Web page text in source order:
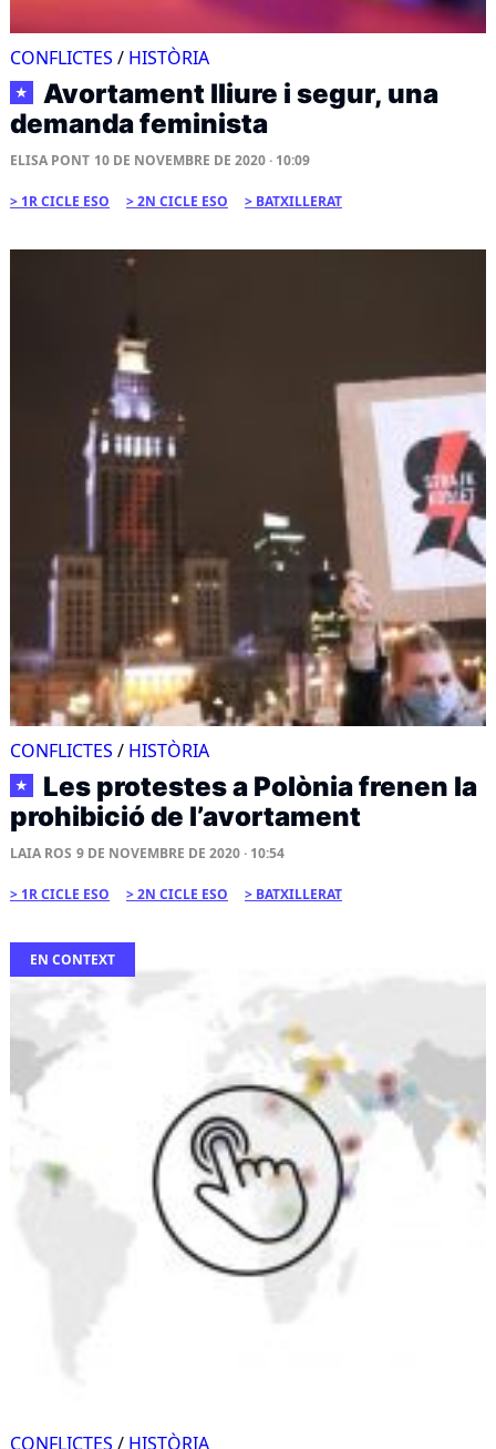
CONFLICTES / HISTÒRIA
★
Avortament lliure i segur, una
demanda feminista
ELISA PONT 10 DE NOVEMBRE DE 2020 · 10:09
1R CICLE ESO 2N CICLE ESO BATXILLERAT
CONFLICTES / HISTÒRIA
★
Les protestes a Polònia frenen la
prohibició de l’avortament
LAIA ROS 9 DE NOVEMBRE DE 2020 · 10:54
1R CICLE ESO 2N CICLE ESO BATXILLERAT
EN CONTEXT
CONFLICTES / HISTÒRIA